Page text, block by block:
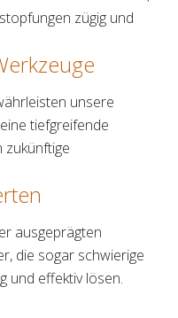
zügig und
unsere
tiefgreifende
zukünftige
ausgeprägten
die sogar schwierige
und effektiv lösen.